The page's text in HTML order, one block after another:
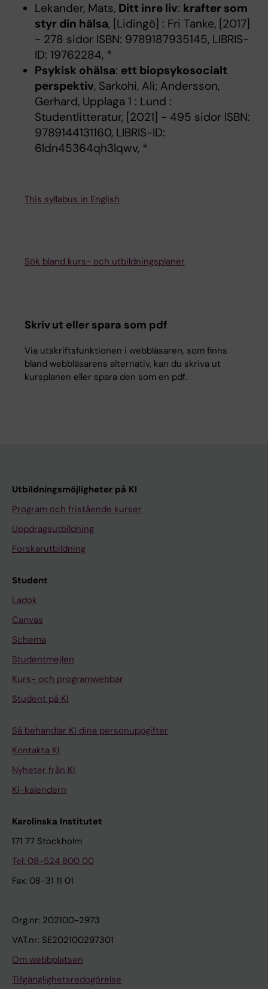
Lekander, Mats, Ditt inre liv: krafter som
styr din hälsa, [Lidingö] : Fri Tanke, [2017]
- 278 sidor ISBN: 9789187935145, LIBRIS-
ID: 19762284, *
Psykisk ohälsa: ett biopsykosocialt
perspektiv, Sarkohi, Ali; Andersson,
Gerhard, Upplaga 1 : Lund :
Studentlitteratur, [2021] - 495 sidor ISBN:
9789144131160, LIBRIS-ID:
6ldn45364qh3lqwv, *
This syllabus in English
Sök bland kurs- och utbildningsplaner
Skriv ut eller spara som pdf
Via utskriftsfunktionen i webbläsaren, som finns
bland webbläsarens alternativ, kan du skriva ut
kursplanen eller spara den som en pdf.
Utbildningsmöjligheter på KI
Program och fristående kurser
Uppdragsutbildning
Forskarutbildning
Student
Ladok
Canvas
Schema
Studentmejlen
Kurs- och programwebbar
Student på KI
Så behandlar KI dina personuppgifter
Kontakta KI
Nyheter från KI
KI-kalendern
Karolinska Institutet
171 77 Stockholm
Tel: 08-524 800 00
Fax: 08-31 11 01
Org.nr: 202100-2973
VAT.nr: SE202100297301
Om webbplatsen
Tillgänglighetsredogörelse